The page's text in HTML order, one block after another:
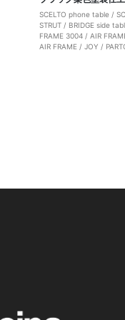
SCELTO phone table/
STRUT/ BRIDGE side
FRAME 3004/ AIR
AIR FRAME / JOY /